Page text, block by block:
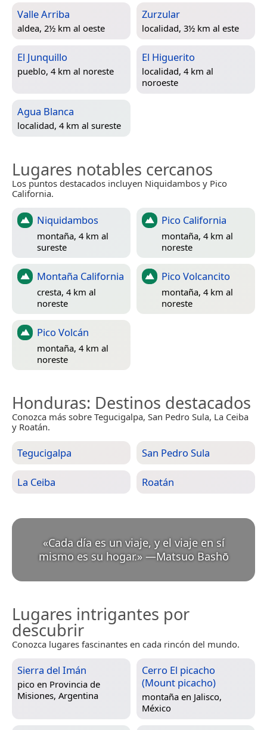
Valle Arriba
aldea, 2½ km al oeste
Zurzular
localidad, 3½ km al este
El Junquillo
pueblo, 4 km al noreste
El Higuerito
localidad, 4 km al
noroeste
Agua Blanca
localidad, 4 km al sureste
Lugares notables cercanos
Los puntos destacados incluyen Niquidambos y Pico
California.
Niquidambos
montaña, 4 km al
sureste
Pico California
montaña, 4 km al
noreste
Montaña California
cresta, 4 km al
noreste
Pico Volcancito
montaña, 4 km al
noreste
Pico Volcán
montaña, 4 km al
noreste
Honduras: Destinos destacados
Conozca más sobre Tegucigalpa, San Pedro Sula, La Ceiba
y Roatán.
Tegucigalpa San Pedro Sula
La Ceiba Roatán
«Cada día es un viaje, y el viaje en sí
mismo es su hogar.» —Matsuo Bashō
Lugares intrigantes por
descubrir
Conozca lugares fascinantes en cada rincón del mundo.
Sierra del Imán
pico en Provincia de
Misiones, Argentina
Cerro El picacho
(Mount picacho)
montaña en Jalisco,
México